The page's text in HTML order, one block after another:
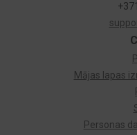
Mājas lapas
Personas